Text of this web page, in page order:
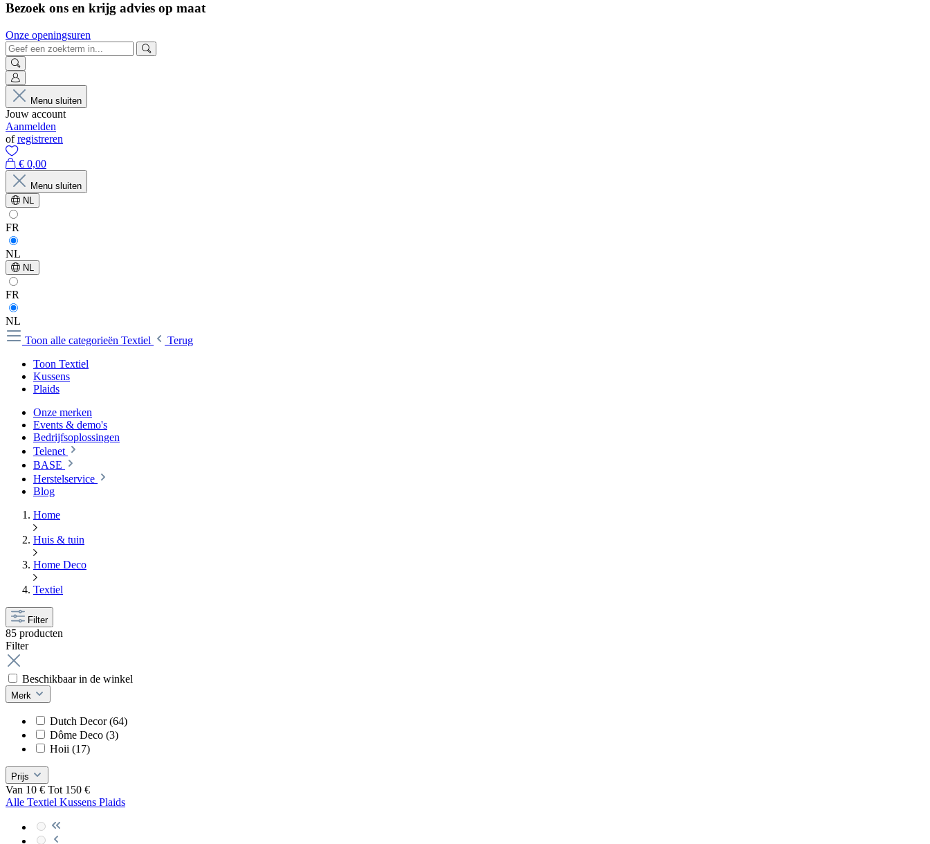
Bezoek ons en krijg advies op maat
Onze openingsuren
Menu sluiten
Jouw account
Aanmelden
ofregistreren
€ 0,00
Menu sluiten
NL
FR
NL
NL
FR
NL
Toon alle categorieën Textiel
Terug
Toon Textiel
Kussens
Plaids
Onze merken
Events & demo's
Bedrijfsoplossingen
Telenet
BASE
Herstelservice
Blog
Home
Huis & tuin
Home Deco
Textiel
Filter
85 producten
Filter
Beschikbaar in de winkel
Merk
Dutch Decor(64)
Dôme Deco (3)
Hoii (17)
Prijs
Van 10 € Tot 150 €
Alle Textiel Kussens Plaids